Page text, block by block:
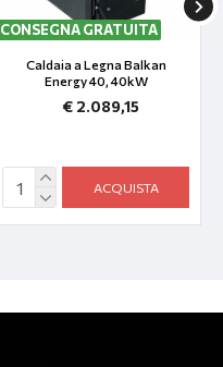
CONSEGNA GRATUITA
Caldaia a Legna Balkan
Energy 40, 40kW
€ 2.089,15
ACQUISTA